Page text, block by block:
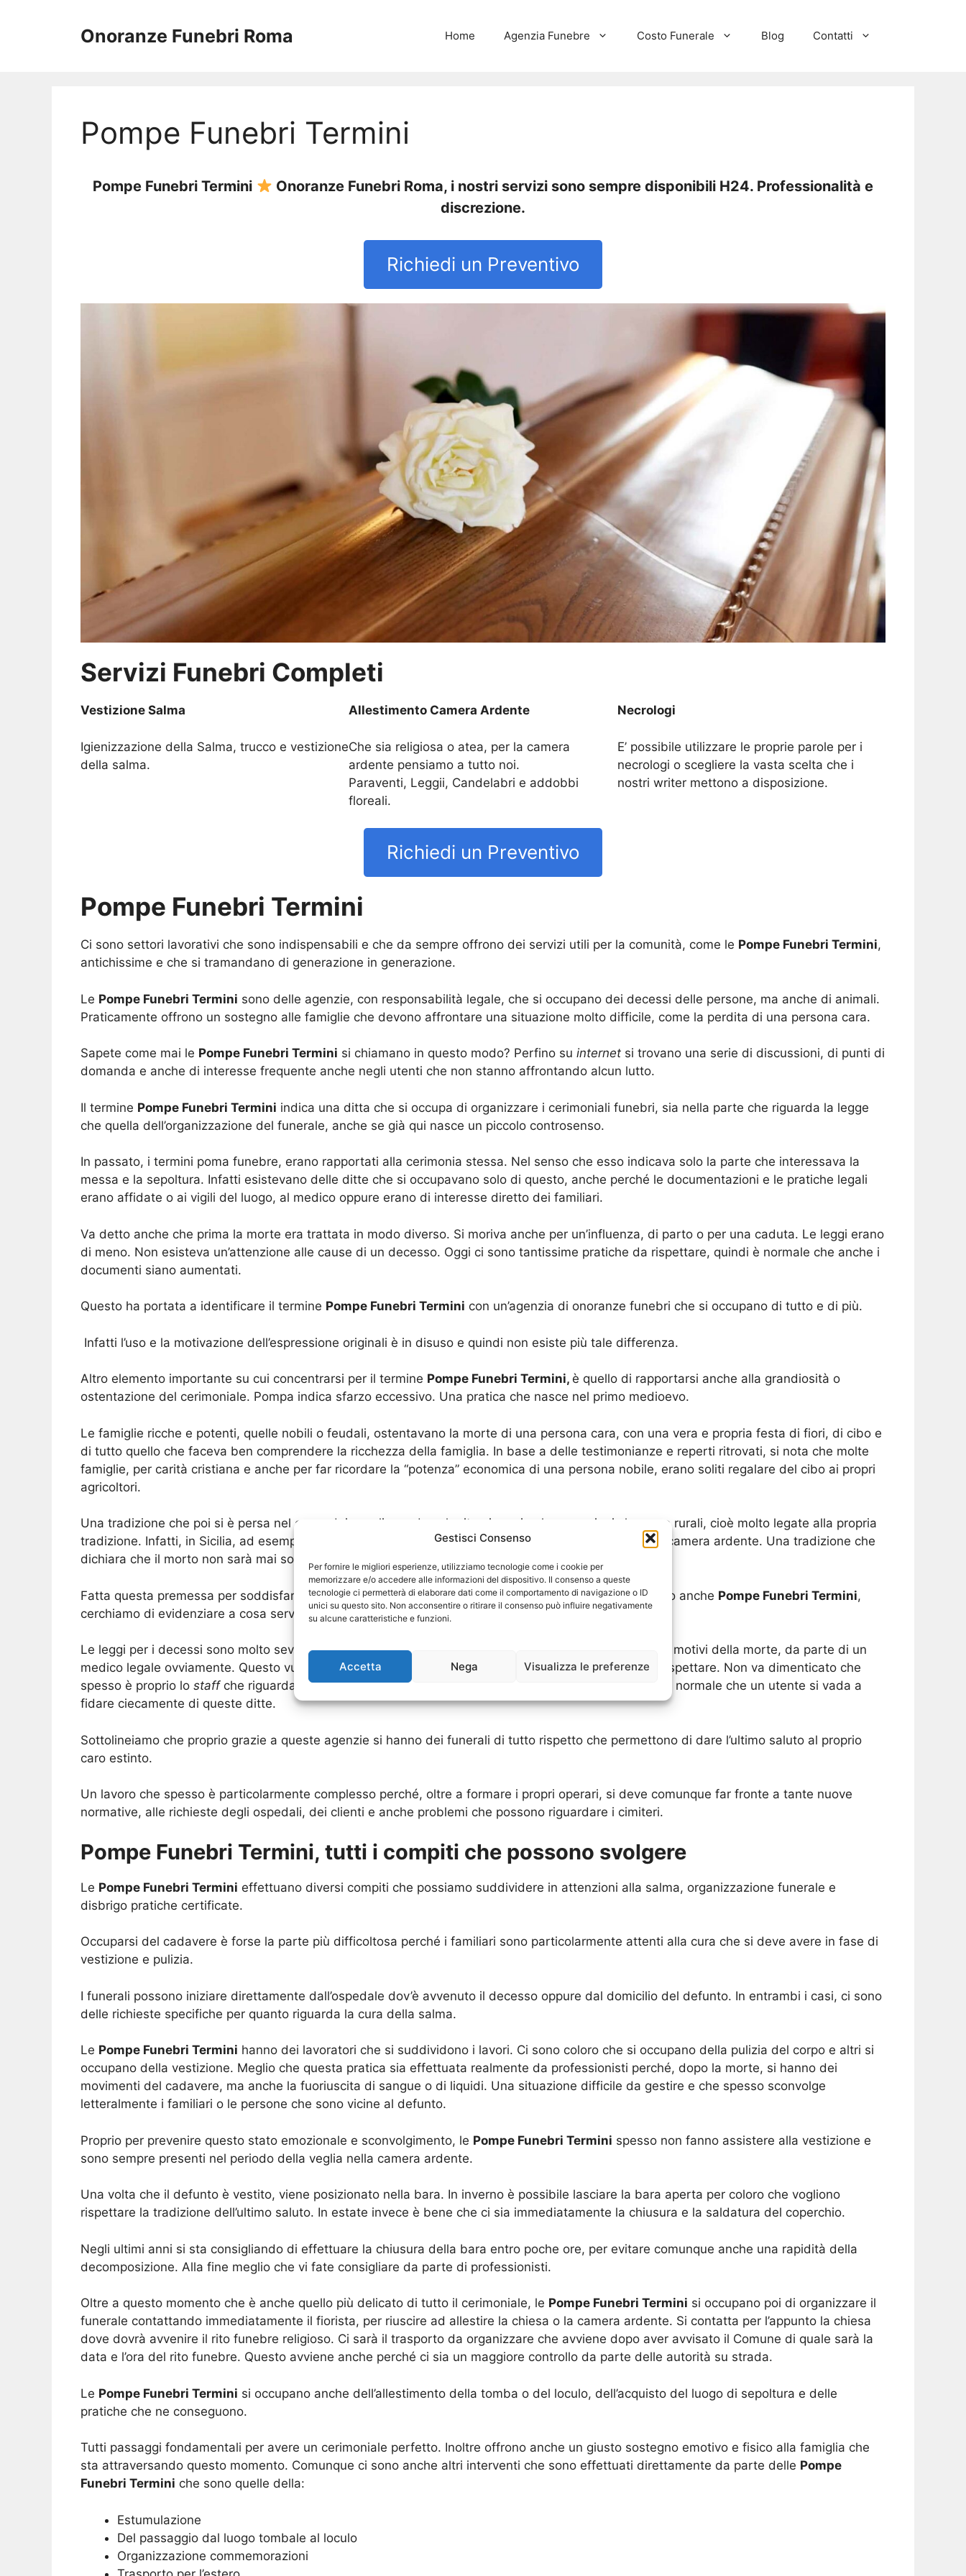
Gestisci Consenso
Per fornire le migliori esperienze, utilizziamo tecnologie come i cookie per
memorizzare e/o accedere alle informazioni del dispositivo. Il consenso a queste
tecnologie ci permetterà di elaborare dati come il comportamento di navigazione o ID
unici su questo sito. Non acconsentire o ritirare il consenso può influire negativamente
su alcune caratteristiche e funzioni.
Accetta Nega Visualizza le preferenze
Onoranze Funebri Roma Home Agenzia Funebre Costo Funerale Blog Contatti
Pompe Funebri Termini
Pompe Funebri Termini
Onoranze Funebri Roma, i nostri servizi sono sempre disponibili H24. Professionalità e
discrezione.
Richiedi un Preventivo
Servizi Funebri Completi
Vestizione Salma
Igienizzazione della Salma, trucco e vestizione
della salma.
Allestimento Camera Ardente
Che sia religiosa o atea, per la camera
ardente pensiamo a tutto noi.
Paraventi, Leggii, Candelabri e addobbi
floreali.
Necrologi
E’ possibile utilizzare le proprie parole per i
necrologi o scegliere la vasta scelta che i
nostri writer mettono a disposizione.
Richiedi un Preventivo
Pompe Funebri Termini
Ci sono settori lavorativi che sono indispensabili e che da sempre offrono dei servizi utili per la comunità, come le Pompe Funebri Termini,
antichissime e che si tramandano di generazione in generazione.
Le Pompe Funebri Termini sono delle agenzie, con responsabilità legale, che si occupano dei decessi delle persone, ma anche di animali.
Praticamente offrono un sostegno alle famiglie che devono affrontare una situazione molto difficile, come la perdita di una persona cara.
Sapete come mai le Pompe Funebri Termini si chiamano in questo modo? Perfino su internet si trovano una serie di discussioni, di punti di
domanda e anche di interesse frequente anche negli utenti che non stanno affrontando alcun lutto.
Il termine Pompe Funebri Termini indica una ditta che si occupa di organizzare i cerimoniali funebri, sia nella parte che riguarda la legge
che quella dell’organizzazione del funerale, anche se già qui nasce un piccolo controsenso.
In passato, i termini poma funebre, erano rapportati alla cerimonia stessa. Nel senso che esso indicava solo la parte che interessava la
messa e la sepoltura. Infatti esistevano delle ditte che si occupavano solo di questo, anche perché le documentazioni e le pratiche legali
erano affidate o ai vigili del luogo, al medico oppure erano di interesse diretto dei familiari.
Va detto anche che prima la morte era trattata in modo diverso. Si moriva anche per un’influenza, di parto o per una caduta. Le leggi erano
di meno. Non esisteva un’attenzione alle cause di un decesso. Oggi ci sono tantissime pratiche da rispettare, quindi è normale che anche i
documenti siano aumentati.
Questo ha portata a identificare il termine Pompe Funebri Termini con un’agenzia di onoranze funebri che si occupano di tutto e di più.
Infatti l’uso e la motivazione dell’espressione originali è in disuso e quindi non esiste più tale differenza.
Altro elemento importante su cui concentrarsi per il termine Pompe Funebri Termini, è quello di rapportarsi anche alla grandiosità o
ostentazione del cerimoniale. Pompa indica sfarzo eccessivo. Una pratica che nasce nel primo medioevo.
Le famiglie ricche e potenti, quelle nobili o feudali, ostentavano la morte di una persona cara, con una vera e propria festa di fiori, di cibo e
di tutto quello che faceva ben comprendere la ricchezza della famiglia. In base a delle testimonianze e reperti ritrovati, si nota che molte
famiglie, per carità cristiana e anche per far ricordare la “potenza” economica di una persona nobile, erano soliti regalare del cibo ai propri
agricoltori.
Una tradizione che poi si è persa nel corso dei secoli, ma dove le ritroviamo in alcune regioni che sono rurali, cioè molto legate alla propria
tradizione. Infatti, in Sicilia, ad esempio, ancora oggi si usa mangiare qualcosa durante la veglia della camera ardente. Una tradizione che
dichiara che il morto non sarà mai solo.
Fatta questa premessa per soddisfare la curiosità di sapere come mai le agenzie funerarie si chiamano anche Pompe Funebri Termini,
cerchiamo di evidenziare a cosa servono.
Le leggi per i decessi sono molto severe e hanno bisogno di avere un chiarimento su quali siano stati i motivi della morte, da parte di un
medico legale ovviamente. Questo vuol dire che ci sono delle pratiche che si devono assolutamente rispettare. Non va dimenticato che
spesso è proprio lo staffche riguarda le onoranze funebri che spesso se ne occupano e quindi diventa normale che un utente si vada a
fidare ciecamente di queste ditte.
Sottolineiamo che proprio grazie a queste agenzie si hanno dei funerali di tutto rispetto che permettono di dare l’ultimo saluto al proprio
caro estinto.
Un lavoro che spesso è particolarmente complesso perché, oltre a formare i propri operari, si deve comunque far fronte a tante nuove
normative, alle richieste degli ospedali, dei clienti e anche problemi che possono riguardare i cimiteri.
Pompe Funebri Termini, tutti i compiti che possono svolgere
Le Pompe Funebri Termini effettuano diversi compiti che possiamo suddividere in attenzioni alla salma, organizzazione funerale e
disbrigo pratiche certificate.
Occuparsi del cadavere è forse la parte più difficoltosa perché i familiari sono particolarmente attenti alla cura che si deve avere in fase di
vestizione e pulizia.
I funerali possono iniziare direttamente dall’ospedale dov’è avvenuto il decesso oppure dal domicilio del defunto. In entrambi i casi, ci sono
delle richieste specifiche per quanto riguarda la cura della salma.
Le Pompe Funebri Termini hanno dei lavoratori che si suddividono i lavori. Ci sono coloro che si occupano della pulizia del corpo e altri si
occupano della vestizione. Meglio che questa pratica sia effettuata realmente da professionisti perché, dopo la morte, si hanno dei
movimenti del cadavere, ma anche la fuoriuscita di sangue o di liquidi. Una situazione difficile da gestire e che spesso sconvolge
letteralmente i familiari o le persone che sono vicine al defunto.
Proprio per prevenire questo stato emozionale e sconvolgimento, le Pompe Funebri Termini spesso non fanno assistere alla vestizione e
sono sempre presenti nel periodo della veglia nella camera ardente.
Una volta che il defunto è vestito, viene posizionato nella bara. In inverno è possibile lasciare la bara aperta per coloro che vogliono
rispettare la tradizione dell’ultimo saluto. In estate invece è bene che ci sia immediatamente la chiusura e la saldatura del coperchio.
Negli ultimi anni si sta consigliando di effettuare la chiusura della bara entro poche ore, per evitare comunque anche una rapidità della
decomposizione. Alla fine meglio che vi fate consigliare da parte di professionisti.
Oltre a questo momento che è anche quello più delicato di tutto il cerimoniale, le Pompe Funebri Termini si occupano poi di organizzare il
funerale contattando immediatamente il fiorista, per riuscire ad allestire la chiesa o la camera ardente. Si contatta per l’appunto la chiesa
dove dovrà avvenire il rito funebre religioso. Ci sarà il trasporto da organizzare che avviene dopo aver avvisato il Comune di quale sarà la
data e l’ora del rito funebre. Questo avviene anche perché ci sia un maggiore controllo da parte delle autorità su strada.
Le Pompe Funebri Termini si occupano anche dell’allestimento della tomba o del loculo, dell’acquisto del luogo di sepoltura e delle
pratiche che ne conseguono.
Tutti passaggi fondamentali per avere un cerimoniale perfetto. Inoltre offrono anche un giusto sostegno emotivo e fisico alla famiglia che
sta attraversando questo momento. Comunque ci sono anche altri interventi che sono effettuati direttamente da parte delle Pompe
Funebri Termini che sono quelle della:
Estumulazione
Del passaggio dal luogo tombale al loculo
Organizzazione commemorazioni